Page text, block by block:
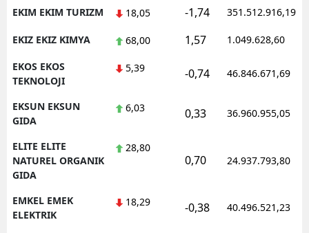
EKIM EKIM TURIZM 18,05 -1,74 351.512.916,19
EKIZ EKIZ KIMYA 68,00 1,57 1.049.628,60
EKOS EKOS
TEKNOLOJI
5,39 -0,74 46.846.671,69
EKSUN EKSUN
GIDA
6,03 0,33 36.960.955,05
ELITE ELITE
NATUREL ORGANIK
GIDA
28,80
0,70 24.937.793,80
EMKEL EMEK
ELEKTRIK
18,29 -0,38 40.496.521,23